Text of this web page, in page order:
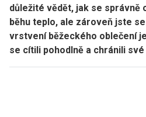
důležité vědět, jak se správně
běhu teplo, ale zároveň jste
vrstvení běžeckého oblečení
se cítili pohodlně a chránili